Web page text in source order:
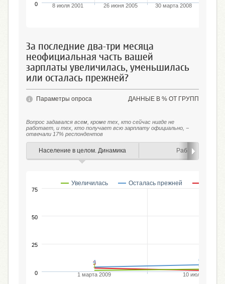
8 июля 2001 26 июня 2005 30 марта 2008
0
За последние два-три месяца
неофициальная часть вашей
зарплаты увеличилась, уменьшилась
или осталась прежней?
ДАННЫЕ В % ОТ ГРУПП
Параметры опроса
Вопрос задавался всем, кроме тех, кто сейчас нигде не
работает, и тех, кто получает всю зарплату официально, −
отвечали 17% респондентов
Население в целом. Динамика Работающие
3 1
4
6
1
2
Увеличилась Осталась прежней
1 марта 2009 10 июля 2011
0
25
50
75